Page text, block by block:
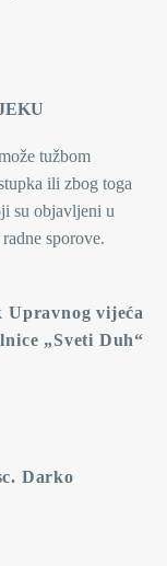
tužbom
ili zbog toga
su objavljeni u
sporove.
Upravnog vijeća
„Sveti Duh“